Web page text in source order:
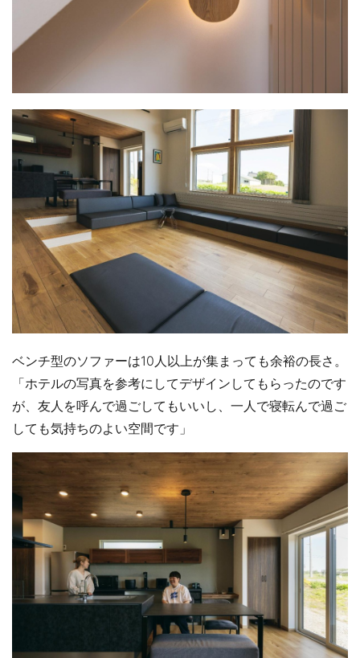
ベンチ型のソファーは10人以上が集まっても余裕の長さ。
「ホテルの写真を参考にしてデザインしてもらったのです
が、友人を呼んで過ごしてもいいし、一人で寝転んで過ご
しても気持ちのよい空間です」